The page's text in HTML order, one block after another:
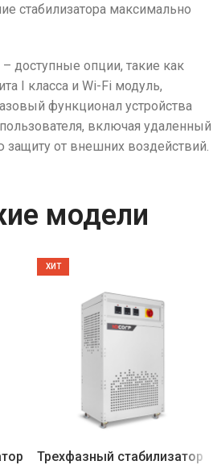
стабилизатора максимально
– доступные опции, такие как
I класса и Wi-Fi модуль,
функционал устройства
включая удаленный
защиту от внешних воздействий.
модели
ХИТ
Трехфазный стабилизатор